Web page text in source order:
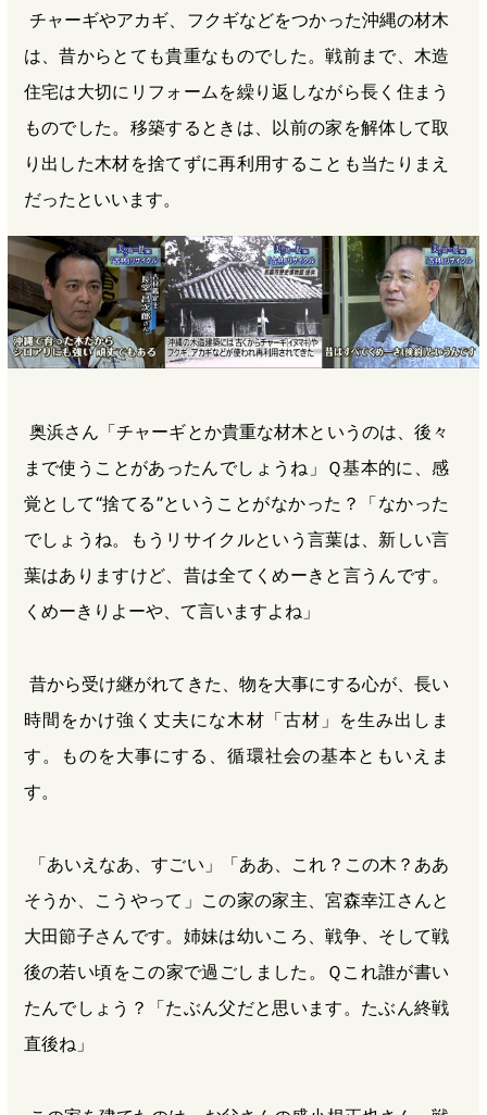
チャーギやアカギ、フクギなどをつかった沖縄の材木
は、昔からとても貴重なものでした。戦前まで、木造
住宅は大切にリフォームを繰り返しながら長く住まう
ものでした。移築するときは、以前の家を解体して取
り出した木材を捨てずに再利用することも当たりまえ
だったといいます。
奥浜さん「チャーギとか貴重な材木というのは、後々
まで使うことがあったんでしょうね」Ｑ基本的に、感
覚として“捨てる”ということがなかった？「なかった
でしょうね。もうリサイクルという言葉は、新しい言
葉はありますけど、昔は全てくめーきと言うんです。
くめーきりよーや、て言いますよね」
昔から受け継がれてきた、物を大事にする心が、長い
時間をかけ強く丈夫にな木材「古材」を生み出しま
す。ものを大事にする、循環社会の基本ともいえま
す。
「あいえなあ、すごい」「ああ、これ？この木？ああ
そうか、こうやって」この家の家主、宮森幸江さんと
大田節子さんです。姉妹は幼いころ、戦争、そして戦
後の若い頃をこの家で過ごしました。Ｑこれ誰が書い
たんでしょう？「たぶん父だと思います。たぶん終戦
直後ね」